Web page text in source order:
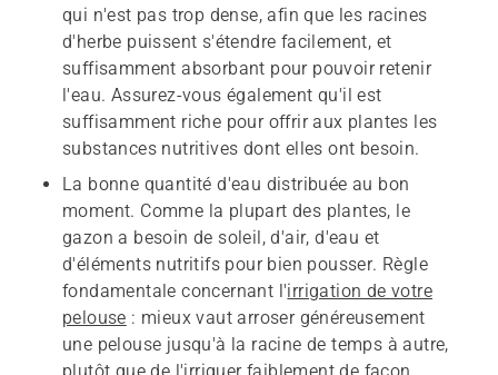
qui n'est pas trop dense, afin que les racines
d'herbe puissent s'étendre facilement, et
suffisamment absorbant pour pouvoir retenir
l'eau. Assurez-vous également qu'il est
suffisamment riche pour offrir aux plantes les
substances nutritives dont elles ont besoin.
La bonne quantité d'eau distribuée au bon
moment. Comme la plupart des plantes, le
gazon a besoin de soleil, d'air, d'eau et
d'éléments nutritifs pour bien pousser. Règle
fondamentale concernant l'irrigation de votre
pelouse : mieux vaut arroser généreusement
une pelouse jusqu'à la racine de temps à autre,